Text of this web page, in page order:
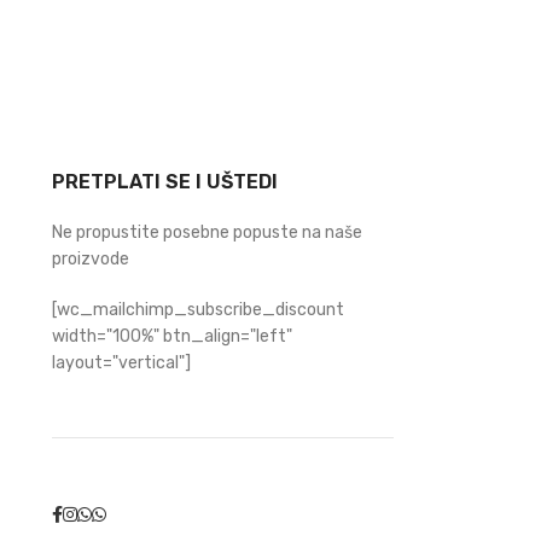
PRETPLATI SE I UŠTEDI
Ne propustite posebne popuste na naše
proizvode
[wc_mailchimp_subscribe_discount
width="100%" btn_align="left"
layout="vertical"]